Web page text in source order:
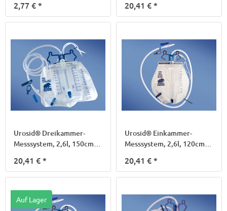
2,77 €* 20,41 €*
Urosid® Dreikammer-
Messsystem, 2,6l, 150cm,
20,41 €*
Urosid® Einkammer-
Messsystem, 2,6l, 120cm,
20,41 €*
Auf Lager